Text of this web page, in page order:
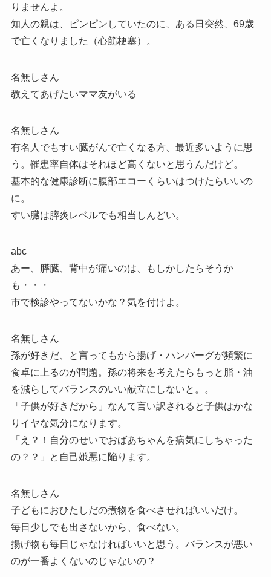
りませんよ。
知人の親は、ピンピンしていたのに、ある日突然、69歳
で亡くなりました（心筋梗塞）。
名無しさん
教えてあげたいママ友がいる
名無しさん
有名人でもすい臓がんで亡くなる方、最近多いように思
う。罹患率自体はそれほど高くないと思うんだけど。
基本的な健康診断に腹部エコーくらいはつけたらいいの
に。
すい臓は膵炎レベルでも相当しんどい。
abc
あー、膵臓、背中が痛いのは、もしかしたらそうか
も・・・
市で検診やってないかな？気を付けよ。
名無しさん
孫が好きだ、と言ってもから揚げ・ハンバーグが頻繁に
食卓に上るのが問題。孫の将来を考えたらもっと脂・油
を減らしてバランスのいい献立にしないと。。
「子供が好きだから」なんて言い訳されると子供はかな
りイヤな気分になります。
「え？！自分のせいでおばあちゃんを病気にしちゃった
の？？」と自己嫌悪に陥ります。
名無しさん
子どもにおひたしだの煮物を食べさせればいいだけ。
毎日少しでも出さないから、食べない。
揚げ物も毎日じゃなければいいと思う。バランスが悪い
のが一番よくないのじゃないの？